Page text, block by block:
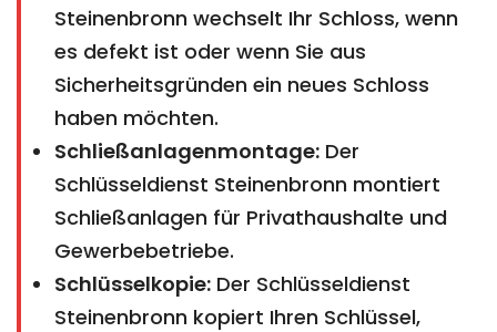
Steinenbronn wechselt Ihr Schloss, wenn
es defekt ist oder wenn Sie aus
Sicherheitsgründen ein neues Schloss
haben möchten.
Schließanlagenmontage: Der
Schlüsseldienst Steinenbronn montiert
Schließanlagen für Privathaushalte und
Gewerbebetriebe.
Schlüsselkopie: Der Schlüsseldienst
Steinenbronn kopiert Ihren Schlüssel,